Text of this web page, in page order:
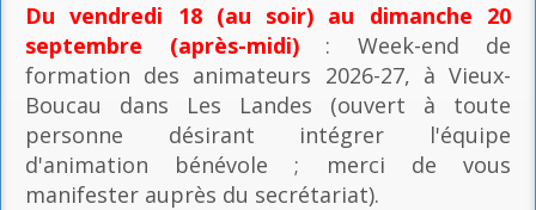
Du vendredi 18 (au soir) au dimanche 20
septembre (après-midi): Week-end de
formation des animateurs 2026-27, à Vieux-
Boucau dans Les Landes (ouvert à toute
personne désirant intégrer l'équipe
d'animation bénévole ; merci de vous
manifester auprès du secrétariat).